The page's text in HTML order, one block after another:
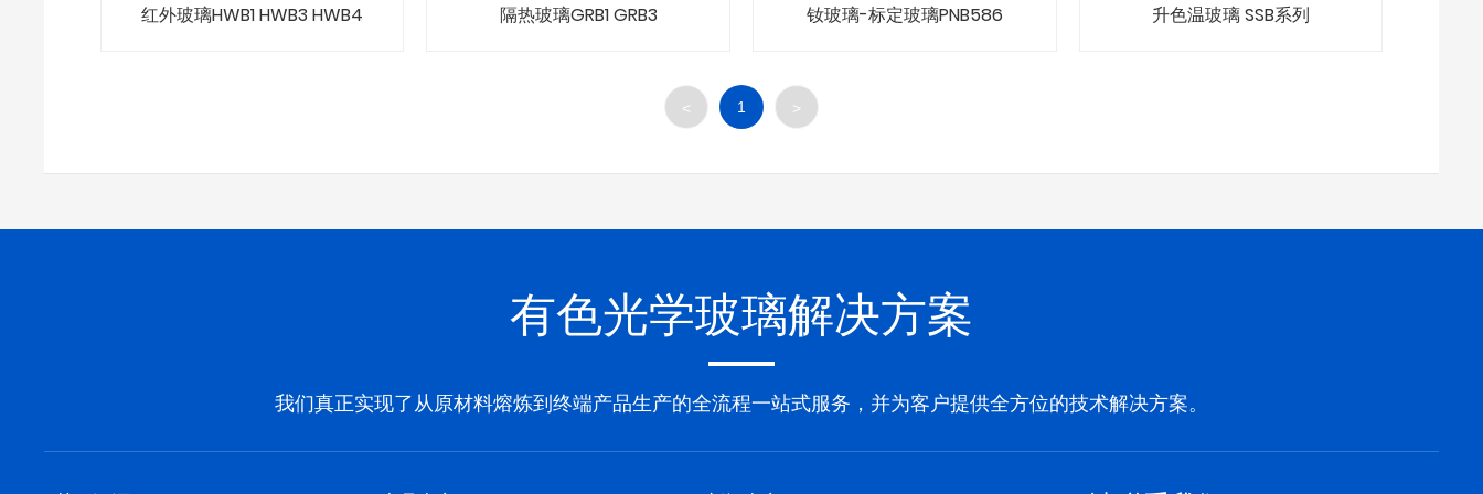
红外玻璃HWB1 HWB3 HWB4 隔热玻璃GRB1 GRB3 钕玻璃-标定玻璃PNB586 升色温玻璃 SSB系列
< 1 >
有色光学玻璃解决方案
我们真正实现了从原材料熔炼到终端产品生产的全流程一站式服务，并为客户提供全方位的技术解决方案。